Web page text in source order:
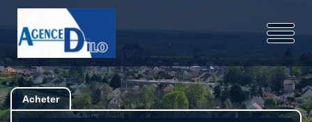
Acheter